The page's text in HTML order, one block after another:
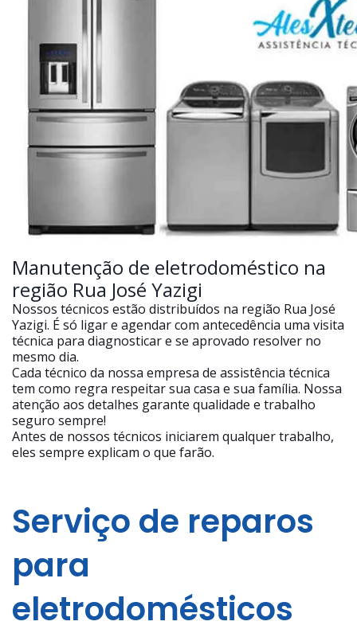
Manutenção de eletrodoméstico na
região Rua José Yazigi
Nossos técnicos estão distribuídos na região Rua José
Yazigi. É só ligar e agendar com antecedência uma visita
técnica para diagnosticar e se aprovado resolver no
mesmo dia.
Cada técnico da nossa empresa de assistência técnica
tem como regra respeitar sua casa e sua família. Nossa
atenção aos detalhes garante qualidade e trabalho
seguro sempre!
Antes de nossos técnicos iniciarem qualquer trabalho,
eles sempre explicam o que farão.
Serviço de reparos
para
eletrodomésticos